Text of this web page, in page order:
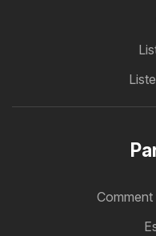
Comment